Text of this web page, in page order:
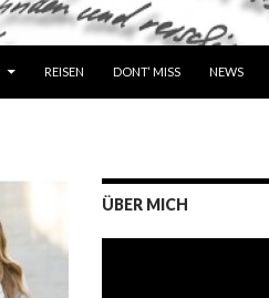
REISEN DONT‘ MISS NEWS
ÜBER MICH